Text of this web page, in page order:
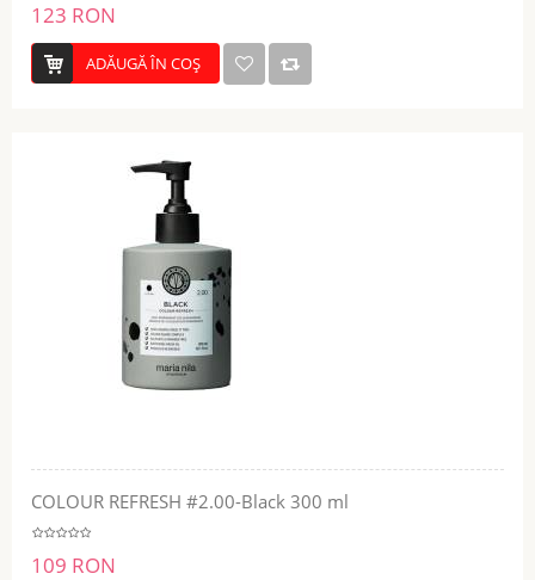
123 RON
ADĂUGĂ ÎN COŞ
COLOUR REFRESH #2.00-Black 300 ml
109 RON